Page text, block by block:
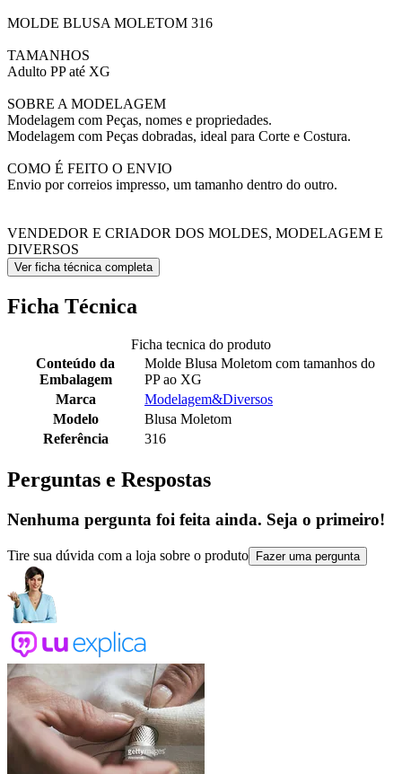
MOLDE BLUSA MOLETOM 316
TAMANHOS
Adulto PP até XG
SOBRE A MODELAGEM
Modelagem com Peças, nomes e propriedades.
Modelagem com Peças dobradas, ideal para Corte e Costura.
COMO É FEITO O ENVIO
Envio por correios impresso, um tamanho dentro do outro.
VENDEDOR E CRIADOR DOS MOLDES, MODELAGEM E
DIVERSOS
Ver ficha técnica completa
Ficha Técnica
Ficha tecnica do produto
Conteúdo da
Embalagem
Molde Blusa Moletom com tamanhos do
PP ao XG
Marca
Modelagem&Diversos
Modelo
Blusa Moletom
Referência
316
Perguntas e Respostas
Nenhuma pergunta foi feita ainda. Seja o primeiro!
Tire sua dúvida com a loja sobre o produto Fazer uma pergunta